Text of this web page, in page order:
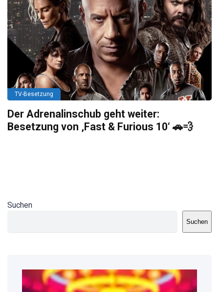
TV-Besetzung
Der Adrenalinschub geht weiter:
Besetzung von ‚Fast & Furious 10‘ 🚗💨
Suchen
Suchen